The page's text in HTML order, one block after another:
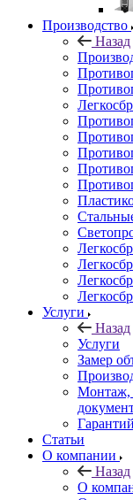
Производство
Назад
Услуги
Назад
Услуги
Замер
Монтаж,
Статьи
О компании
Назад
О